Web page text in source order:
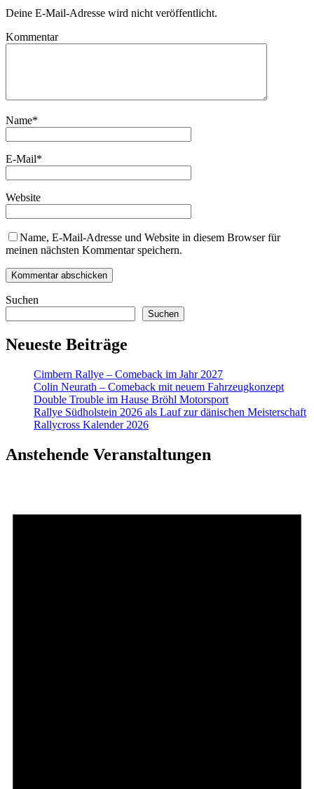
Deine E-Mail-Adresse wird nicht veröffentlicht.
Kommentar
Name*
E-Mail*
Website
Name, E-Mail-Adresse und Website in diesem Browser für
meinen nächsten Kommentar speichern.
Suchen
Suchen
Neueste Beiträge
Cimbern Rallye – Comeback im Jahr 2027
Colin Neurath – Comeback mit neuem Fahrzeugkonzept
Double Trouble im Hause Bröhl Motorsport
Rallye Südholstein 2026 als Lauf zur dänischen Meisterschaft
Rallycross Kalender 2026
Anstehende Veranstaltungen